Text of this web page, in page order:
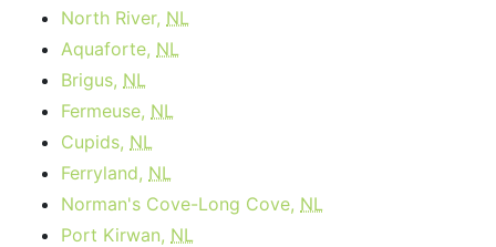
North River, NL
Aquaforte, NL
Brigus, NL
Fermeuse, NL
Cupids, NL
Ferryland, NL
Norman's Cove-Long Cove, NL
Port Kirwan, NL